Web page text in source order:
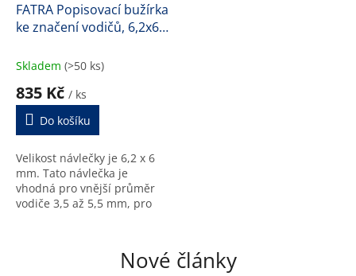
FATRA Popisovací bužírka
ke značení vodičů, 6,2x6
Skladem (>50 ks)
835 Kč / ks
Do košíku
Velikost návlečky je 6,2 x 6
mm. Tato návlečka je
vhodná pro vnější průměr
vodiče 3,5 až 5,5 mm, pro
Nové články